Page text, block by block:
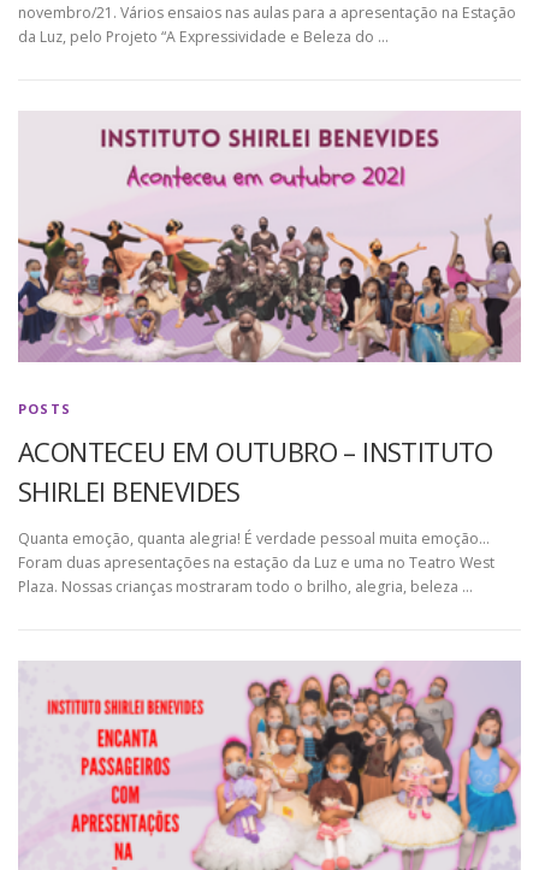
novembro/21. Vários ensaios nas aulas para a apresentação na Estação
da Luz, pelo Projeto “A Expressividade e Beleza do …
POSTS
ACONTECEU EM OUTUBRO – INSTITUTO
SHIRLEI BENEVIDES
Quanta emoção, quanta alegria! É verdade pessoal muita emoção…
Foram duas apresentações na estação da Luz e uma no Teatro West
Plaza. Nossas crianças mostraram todo o brilho, alegria, beleza …